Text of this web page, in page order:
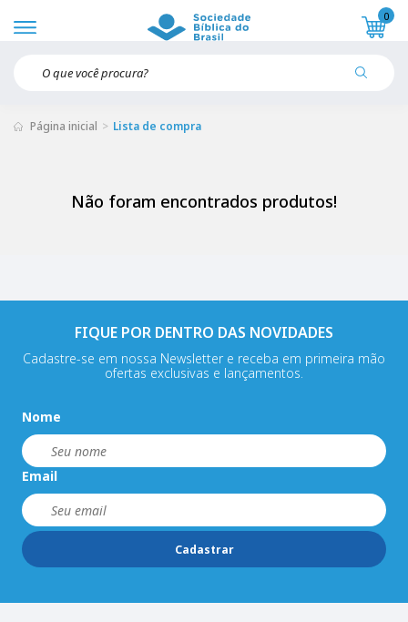
0
Página inicial Lista de compra
Não foram encontrados produtos!
FIQUE POR DENTRO DAS NOVIDADES
Cadastre-se em nossa Newsletter e receba em primeira mão
ofertas exclusivas e lançamentos.
Nome
Email
Cadastrar